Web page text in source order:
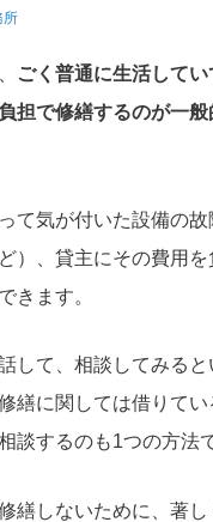
所
ごく普通に生活してい
担で修繕するのが一般
て気が付いた設備の故
）、貸主にその費用を
きます。
して、相談してみる
繕に関しては借りて
談するのも1つの方法
繕しないために、著